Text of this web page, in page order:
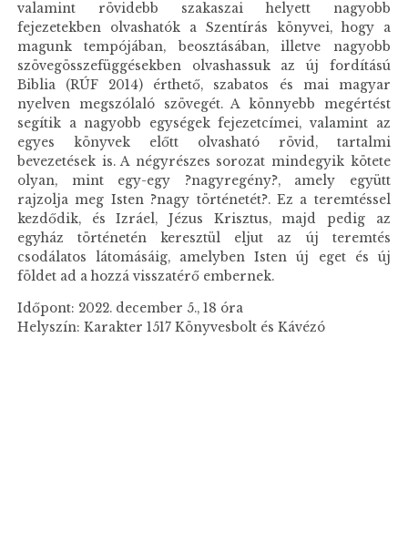
valamint rövidebb szakaszai helyett nagyobb
fejezetekben olvashatók a Szentírás könyvei, hogy a
magunk tempójában, beosztásában, illetve nagyobb
szövegösszefüggésekben olvashassuk az új fordítású
Biblia (RÚF 2014) érthető, szabatos és mai magyar
nyelven megszólaló szövegét. A könnyebb megértést
segítik a nagyobb egységek fejezetcímei, valamint az
egyes könyvek előtt olvasható rövid, tartalmi
bevezetések is. A négyrészes sorozat mindegyik kötete
olyan, mint egy-egy ?nagyregény?, amely együtt
rajzolja meg Isten ?nagy történetét?. Ez a teremtéssel
kezdődik, és Izráel, Jézus Krisztus, majd pedig az
egyház történetén keresztül eljut az új teremtés
csodálatos látomásáig, amelyben Isten új eget és új
földet ad a hozzá visszatérő embernek.
Időpont: 2022. december 5., 18 óra
Helyszín: Karakter 1517 Könyvesbolt és Kávézó